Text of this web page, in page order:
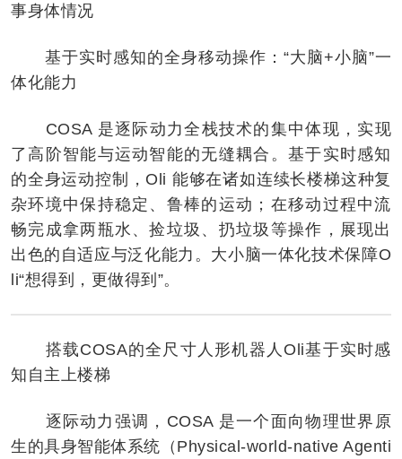
事身体情况
基于实时感知的全身移动操作：“大脑+小脑”一
体化能力
COSA 是逐际动力全栈技术的集中体现，实现
了高阶智能与运动智能的无缝耦合。基于实时感知
的全身运动控制，Oli 能够在诸如连续长楼梯这种复
杂环境中保持稳定、鲁棒的运动；在移动过程中流
畅完成拿两瓶水、捡垃圾、扔垃圾等操作，展现出
出色的自适应与泛化能力。大小脑一体化技术保障O
li“想得到，更做得到”。
搭载COSA的全尺寸人形机器人Oli基于实时感
知自主上楼梯
逐际动力强调，COSA 是一个面向物理世界原
生的具身智能体系统（Physical-world-native Agenti